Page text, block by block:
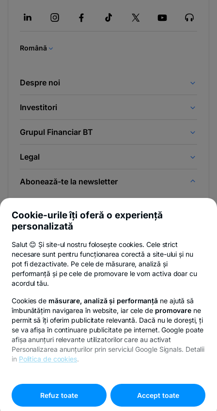
a
Română
Despre noi
Investitori
Grupul Financiar BT
Legal
Abonează-te la newsletter
Poți renunța oricând,vezi detalii-
opens
in
a
.
Privacy Hub - opens in a new tab
Politica de confidențialitate- opens in a new
Politica de cookies
© Copyright 2026 Banca Transilvania. Toate drepturile
rezervate.
-
opens
Cookie-urile îți oferă o experiență
personalizată
Salut 😊 Și site-ul nostru folosește cookies. Cele strict
necesare sunt pentru funcționarea corectă a site-ului și nu
pot fi dezactivate. Pe cele de măsurare, analiză și
performanță și pe cele de promovare le vom activa doar cu
acordul tău.
Cookies de măsurare, analiză și performanță ne ajută să
îmbunătățim navigarea în website, iar cele de promovare ne
permit să îți oferim publicitate relevantă. Dacă nu le dorești, ți
se va afișa în continuare publicitate pe internet. Google poate
afișa anunțuri relevante utilizatorilor care au activat
Personalizarea anunțurilor prin serviciul Google Signals. Detalii
in Politica de cookies.
cookies"
Refuz toate
Accept toate